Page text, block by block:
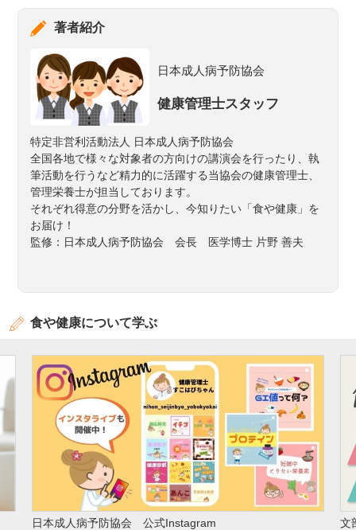
著者紹介
日本成人病予防協会
健康管理士スタッフ
特定非営利活動法人 日本成人病予防協会
全国各地で様々な対象者の方向けの講演会を行ったり、執
筆活動を行うなど精力的に活躍する当協会の健康管理士、
管理栄養士が担当しております。
それぞれ得意の分野を活かし、今知りたい「食や健康」を
お届け！
監修：日本成人病予防協会 会長 医学博士 片野 善夫
食や健康について学ぶ
日本成人病予防協会 公式Instagram 文